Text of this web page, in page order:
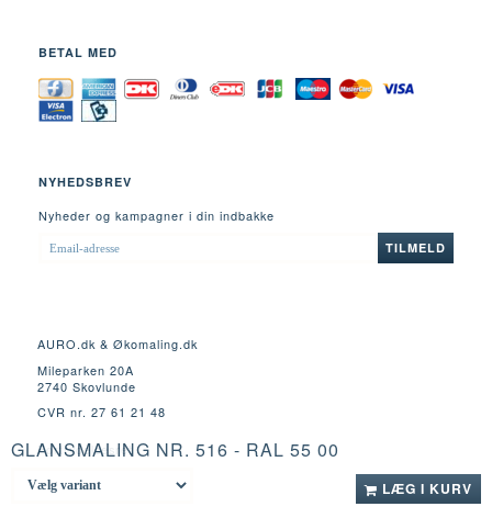
BETAL MED
NYHEDSBREV
Nyheder og kampagner i din indbakke
ADRESSE
TILMELD
AURO.dk & Økomaling.dk
Mileparken 20A
2740 Skovlunde
CVR nr. 27 61 21 48
Fortrydelsesret
GLANSMALING NR. 516 - RAL 55 00
LÆG I KURV